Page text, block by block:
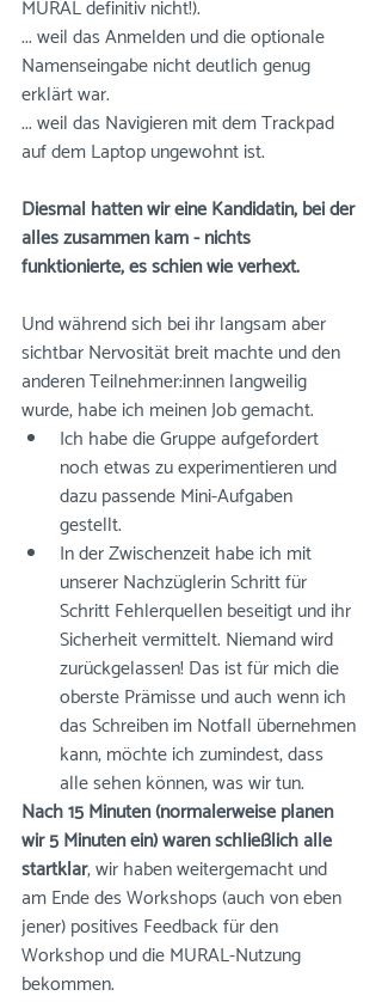
MURAL definitiv nicht!).
... weil das Anmelden und die optionale
Namenseingabe nicht deutlich genug
erklärt war.
... weil das Navigieren mit dem Trackpad
auf dem Laptop ungewohnt ist.
Diesmal hatten wir eine Kandidatin, bei der
alles zusammen kam - nichts
funktionierte, es schien wie verhext.
Und während sich bei ihr langsam aber
sichtbar Nervosität breit machte und den
anderen Teilnehmer:innen langweilig
wurde, habe ich meinen Job gemacht.
Ich habe die Gruppe aufgefordert
noch etwas zu experimentieren und
dazu passende Mini-Aufgaben
gestellt.
In der Zwischenzeit habe ich mit
unserer Nachzüglerin Schritt für
Schritt Fehlerquellen beseitigt und ihr
Sicherheit vermittelt. Niemand wird
zurückgelassen! Das ist für mich die
oberste Prämisse und auch wenn ich
das Schreiben im Notfall übernehmen
kann, möchte ich zumindest, dass
alle sehen können, was wir tun.
Nach 15 Minuten (normalerweise planen
wir 5 Minuten ein) waren schließlich alle
startklar, wir haben weitergemacht und
am Ende des Workshops (auch von eben
jener) positives Feedback für den
Workshop und die MURAL-Nutzung
bekommen.